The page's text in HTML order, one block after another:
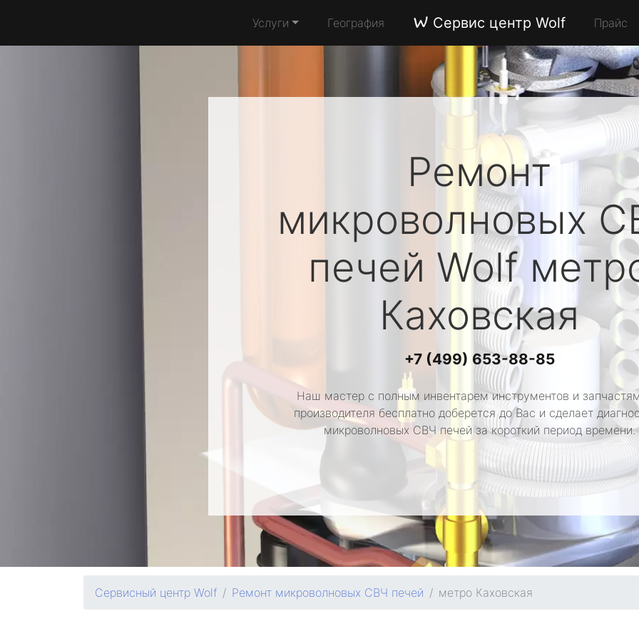
Услуги География Сервис центр Wolf Прайс
Ремонт
микроволновых
печей Wolf
Каховская
+7 (499) 653-88-85
Наш мастер с полным инвентарем инструментов и
производителя бесплатно доберется до Вас и сделает
микроволновых СВЧ печей за короткий период времени.
Сервисный центр Wolf Ремонт микроволновых СВЧ печей метро Каховская